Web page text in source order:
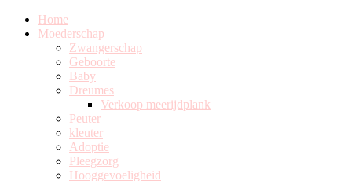
Home
Moederschap
Zwangerschap
Geboorte
Baby
Dreumes
Verkoop meerijdplank
Peuter
kleuter
Adoptie
Pleegzorg
Hooggevoeligheid